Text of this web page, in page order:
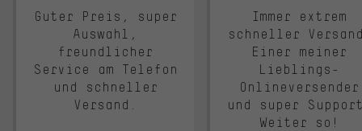
Guter Preis, super
Auswahl,
freundlicher
Service am Telefon
und schneller
Versand.
Immer extrem
schneller
Einer meiner
Lieblings-
Onlineversender
und super
Weiter so!